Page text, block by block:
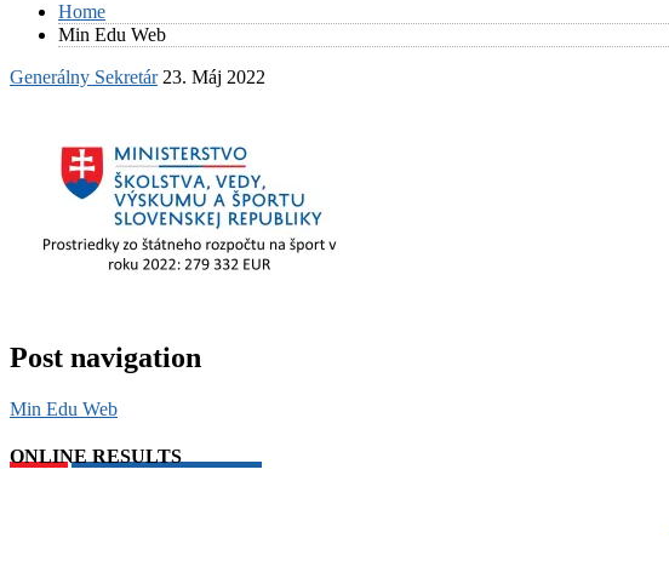
Home
Min Edu Web
Generálny Sekretár 23. Máj 2022
Post navigation
Min Edu Web
ONLINE RESULTS